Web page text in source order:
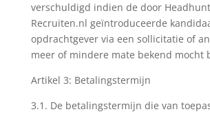
verschuldigd indien de door
Recruiten.nl geïntroduceerde
opdrachtgever via een sollicitatie of
meer of mindere mate bekend mocht
Artikel 3: Betalingstermijn
3.1. De betalingstermijn die van